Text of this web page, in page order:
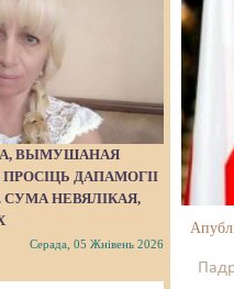
ВЫМУШАНАЯ
ПРОСІЦЬ ДАПАМОГІІ
НЕВЯЛІКАЯ,
Серада, 05 Жнівень 2026